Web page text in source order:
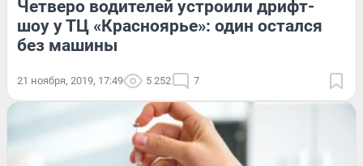
Четверо водителей устроили дрифт-
шоу у ТЦ «Красноярье»: один остался
без машины
21 ноября, 2019, 17:49 5 252 7